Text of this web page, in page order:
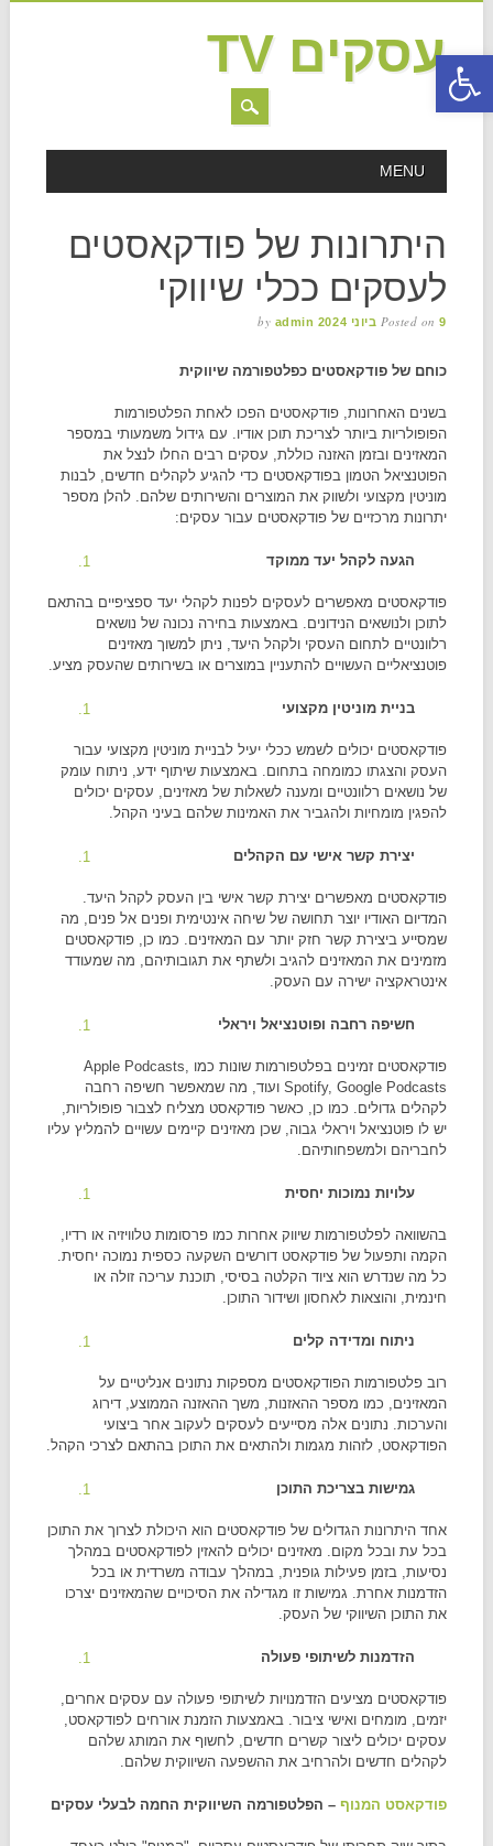
פתח סרגל נגישות
עסקים TV
MAIN MENU
MENU
היתרונות של פודקאסטים
לעסקים ככלי שיווקי
Posted on9 ביוני 2024 by admin
כוחם של פודקאסטים כפלטפורמה שיווקית
בשנים האחרונות, פודקאסטים הפכו לאחת הפלטפורמות
הפופולריות ביותר לצריכת תוכן אודיו. עם גידול משמעותי במספר
המאזינים ובזמן האזנה כוללת, עסקים רבים החלו לנצל את
הפוטנציאל הטמון בפודקאסטים כדי להגיע לקהלים חדשים, לבנות
מוניטין מקצועי ולשווק את המוצרים והשירותים שלהם. להלן מספר
יתרונות מרכזיים של פודקאסטים עבור עסקים:
הגעה לקהל יעד ממוקד
פודקאסטים מאפשרים לעסקים לפנות לקהלי יעד ספציפיים בהתאם
לתוכן ולנושאים הנידונים. באמצעות בחירה נכונה של נושאים
רלוונטיים לתחום העסקי ולקהל היעד, ניתן למשוך מאזינים
פוטנציאליים העשויים להתעניין במוצרים או בשירותים שהעסק מציע.
בניית מוניטין מקצועי
פודקאסטים יכולים לשמש ככלי יעיל לבניית מוניטין מקצועי עבור
העסק והצגתו כמומחה בתחום. באמצעות שיתוף ידע, ניתוח עומק
של נושאים רלוונטיים ומענה לשאלות של מאזינים, עסקים יכולים
להפגין מומחיות ולהגביר את האמינות שלהם בעיני הקהל.
יצירת קשר אישי עם הקהלים
פודקאסטים מאפשרים יצירת קשר אישי בין העסק לקהל היעד.
המדיום האודיו יוצר תחושה של שיחה אינטימית ופנים אל פנים, מה
שמסייע ביצירת קשר חזק יותר עם המאזינים. כמו כן, פודקאסטים
מזמינים את המאזינים להגיב ולשתף את תגובותיהם, מה שמעודד
אינטראקציה ישירה עם העסק.
חשיפה רחבה ופוטנציאל ויראלי
פודקאסטים זמינים בפלטפורמות שונות כמו Apple Podcasts,
Spotify, Google Podcasts ועוד, מה שמאפשר חשיפה רחבה
לקהלים גדולים. כמו כן, כאשר פודקאסט מצליח לצבור פופולריות,
יש לו פוטנציאל ויראלי גבוה, שכן מאזינים קיימים עשויים להמליץ עליו
לחבריהם ולמשפחותיהם.
עלויות נמוכות יחסית
בהשוואה לפלטפורמות שיווק אחרות כמו פרסומות טלוויזיה או רדיו,
הקמה ותפעול של פודקאסט דורשים השקעה כספית נמוכה יחסית.
כל מה שנדרש הוא ציוד הקלטה בסיסי, תוכנת עריכה זולה או
חינמית, והוצאות לאחסון ושידור התוכן.
ניתוח ומדידה קלים
רוב פלטפורמות הפודקאסטים מספקות נתונים אנליטיים על
המאזינים, כמו מספר ההאזנות, משך ההאזנה הממוצע, דירוג
והערכות. נתונים אלה מסייעים לעסקים לעקוב אחר ביצועי
הפודקאסט, לזהות מגמות ולהתאים את התוכן בהתאם לצרכי הקהל.
גמישות בצריכת התוכן
אחד היתרונות הגדולים של פודקאסטים הוא היכולת לצרוך את התוכן
בכל עת ובכל מקום. מאזינים יכולים להאזין לפודקאסטים במהלך
נסיעות, בזמן פעילות גופנית, במהלך עבודה משרדית או בכל
הזדמנות אחרת. גמישות זו מגדילה את הסיכויים שהמאזינים יצרכו
את התוכן השיווקי של העסק.
הזדמנות לשיתופי פעולה
פודקאסטים מציעים הזדמנויות לשיתופי פעולה עם עסקים אחרים,
יזמים, מומחים ואישי ציבור. באמצעות הזמנת אורחים לפודקאסט,
עסקים יכולים ליצור קשרים חדשים, לחשוף את המותג שלהם
לקהלים חדשים ולהרחיב את ההשפעה השיווקית שלהם.
פודקאסט המנוף– הפלטפורמה השיווקית החמה לבעלי עסקים